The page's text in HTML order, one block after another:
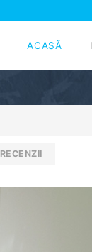
ACASĂ
RECENZII